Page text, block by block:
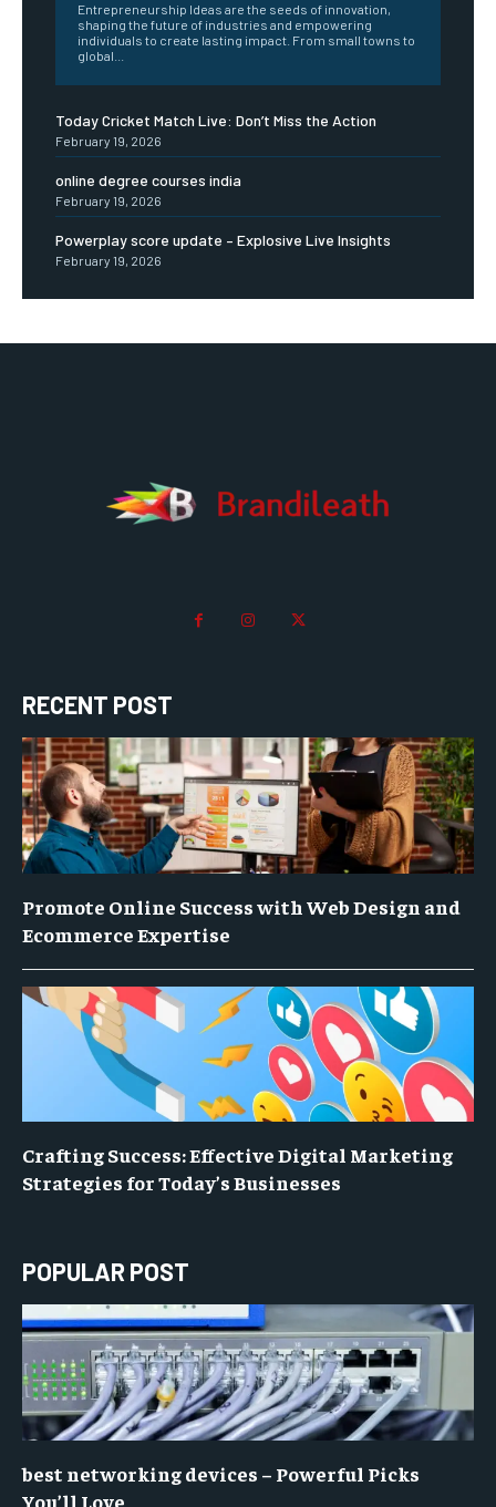
Entrepreneurship Ideas are the seeds of innovation,
shaping the future of industries and empowering
individuals to create lasting impact. From small towns to
global...
Today Cricket Match Live: Don’t Miss the Action
February 19, 2026
online degree courses india
February 19, 2026
Powerplay score update – Explosive Live Insights
February 19, 2026
RECENT POST
Promote Online Success with Web Design and
Ecommerce Expertise
Crafting Success: Effective Digital Marketing
Strategies for Today’s Businesses
POPULAR POST
best networking devices – Powerful Picks
You’ll Love